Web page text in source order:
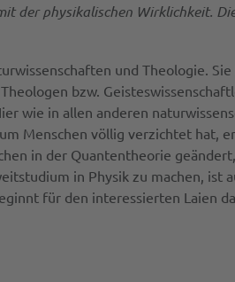
der physikalischen Wirklichkeit.
und Theologie.
bzw.
wie in allen anderen
Menschen völlig verzichtet hat,
in der Quantentheorie
in Physik zu machen,
für den interessierten Laien